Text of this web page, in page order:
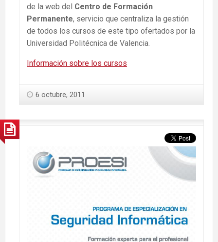
de la web del Centro de Formación
Permanente, servicio que centraliza la gestión
de todos los cursos de este tipo ofertados por la
Universidad Politécnica de Valencia.
Información sobre los cursos
6 octubre, 2011